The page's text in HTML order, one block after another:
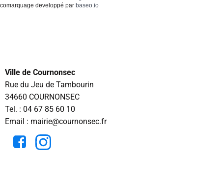
comarquage developpé par baseo.io
Ville de Cournonsec
Rue du Jeu de Tambourin
34660 COURNONSEC
Tel. : 04 67 85 60 10
Email : mairie@cournonsec.fr